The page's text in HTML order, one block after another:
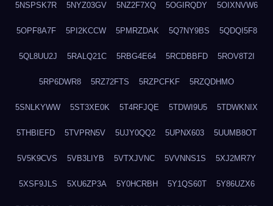
5NSPSK7R 5NYZ03GV 5NZ2F7XQ 5OGIRQDY 5OIXNVW6
5OPF8A7F 5PI2KCCW 5PMRZDAK 5Q7NY9BS 5QDQI5F8
5QL8UU2J 5RALQ21C 5RBG4E64 5RCDBBFD 5ROV8T2I
5RP6DWR8 5RZ72FTS 5RZPCFKF 5RZQDHMO
5SNLKYWW 5ST3XE0K 5T4RFJQE 5TDWI9U5 5TDWKNIX
5THBIEFD 5TVPRN5V 5UJY0QQ2 5UPNX603 5UUMB8OT
5V5K9CVS 5VB3LIYB 5VTXJVNC 5VVNNS1S 5XJ2MR7Y
5XSF9JLS 5XU6ZP3A 5Y0HCRBH 5Y1QS60T 5Y86UZX6